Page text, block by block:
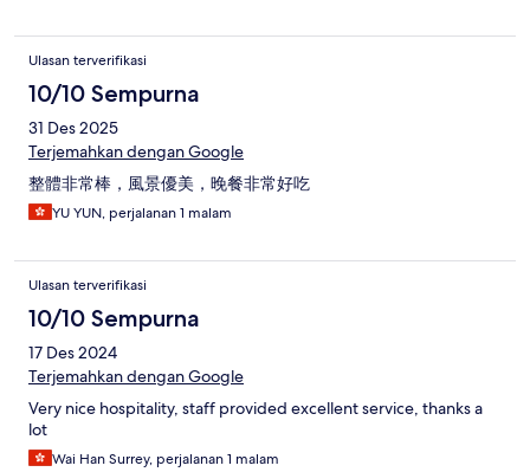
Ulasan terverifikasi
10/10 Sempurna
31 Des 2025
Terjemahkan dengan Google
整體非常棒，風景優美，晚餐非常好吃
YU YUN, perjalanan 1 malam
Ulasan terverifikasi
10/10 Sempurna
17 Des 2024
Terjemahkan dengan Google
Very nice hospitality, staff provided excellent service, thanks a
lot
Wai Han Surrey, perjalanan 1 malam